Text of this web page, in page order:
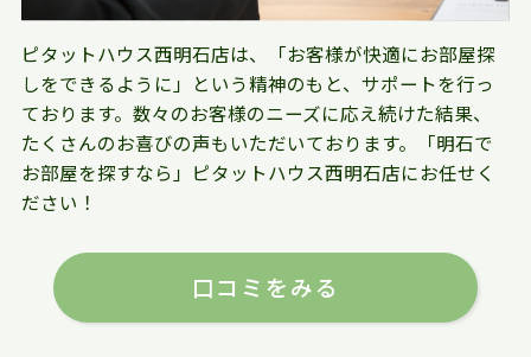
ピタットハウス西明石店は、「お客様が快適にお部屋探
しをできるように」という精神のもと、サポートを行っ
ております。数々のお客様のニーズに応え続けた結果、
たくさんのお喜びの声もいただいております。「明石で
お部屋を探すなら」ピタットハウス西明石店にお任せく
ださい！
口コミをみる